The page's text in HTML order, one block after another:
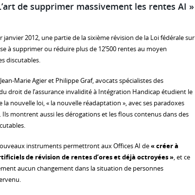
de supprimer massivement les rentes AI »
janvier 2012, une partie de la sixième révision de la Loi fédérale sur
à supprimer ou réduire plus de 12’500 rentes au moyen
discutables.
Marie Agier et Philippe Graf, avocats spécialistes des
droit de l’assurance invalidité à Intégration Handicap étudient le
la nouvelle loi, « la nouvelle réadaptation », avec ses paradoxes
montrent aussi les dérogations et les flous contenus dans des
instruments permettront aux Offices AI de« créer à
de révision de rentes d’ores et déjà octroyées », et ce
aucun changement dans la situation de personnes